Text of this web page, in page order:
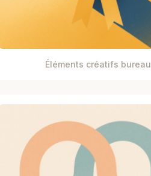
Éléments créatifs bureau